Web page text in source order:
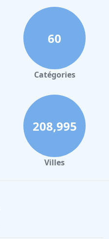
60
Catégories
208,995
Villes